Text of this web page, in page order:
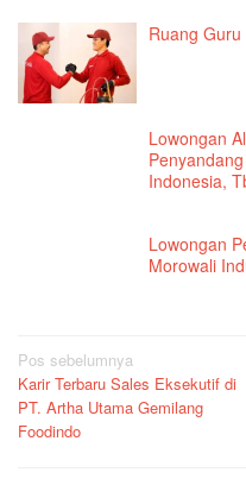
Ruang
Lowongan
Indonesia,
Lowongan
Morowali
Navigasi
pos
Pos sebelumnya
Karir Terbaru Sales Eksekutif di
PT. Artha Utama Gemilang
Foodindo